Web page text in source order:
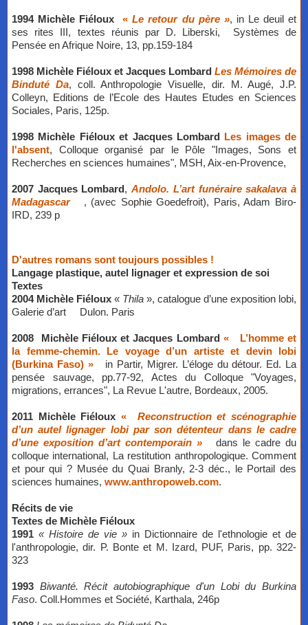
1994 Michèle Fiéloux «Le retour du père », in Le deuil et
ses rites III, textes réunis par D. Liberski, Systèmes de
Pensée en Afrique Noire, 13, pp.159-184
1998 Michèle Fiéloux et Jacques Lombard Les Mémoires de
Binduté Da, coll. Anthropologie Visuelle, dir. M. Augé, J.P.
Colleyn, Editions de l’Ecole des Hautes Etudes en Sciences
Sociales, Paris, 125p.
1998 Michèle Fiéloux et Jacques Lombard Les images de
l'absent, Colloque organisé par le Pôle "Images, Sons et
Recherches en sciences humaines", MSH, Aix-en-Provence,
2007 Jacques Lombard,Andolo. L’art funéraire sakalava à
Madagascar
, (avec Sophie Goedefroit), Paris, Adam Biro-
IRD, 239 p
D'autres romans sont toujours possibles !
Langage plastique, autel lignager et expression de soi
​Textes
2004 Michèle Fiéloux « Thila », catalogue d’une exposition lobi,
Galerie d’art Dulon. Paris
2008 Michèle Fiéloux et Jacques Lombard «
L’homme et
la femme-chemin. Le voyage d’un artiste et devin lobi
(Burkina Faso) »
in Partir, Migrer. L’éloge du détour. Ed. La
pensée sauvage, pp.77-92, Actes du Colloque "Voyages,
migrations, errances", La Revue L'autre, Bordeaux, 2005.
2011 Michèle Fiéloux«
Reconstruction et scénographie
d’un autel lignager lobi par son détenteur dans le cadre
d’une exposition d’art contemporain »dans le cadre du
colloque international, La restitution anthropologique. Comment
et pour qui ? Musée du Quai Branly, 2-3 déc., le Portail des
sciences humaines, www.anthropoweb.com.
Récits de vie
​Textes de Michèle Fiéloux
1991 « Histoire de vie » in Dictionnaire de l'ethnologie et de
l'anthropologie, dir. P. Bonte et M. Izard, PUF, Paris, pp. 322-
323
1993 Biwanté. Récit autobiographique d'un Lobi du Burkina
Faso. Coll.Hommes et Société, Karthala, 246p